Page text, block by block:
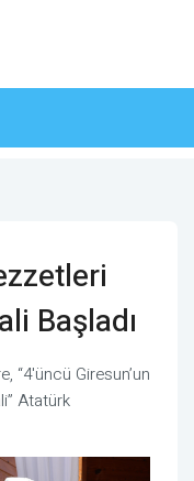
Başladı
“4'üncü Giresun’un
Atatürk